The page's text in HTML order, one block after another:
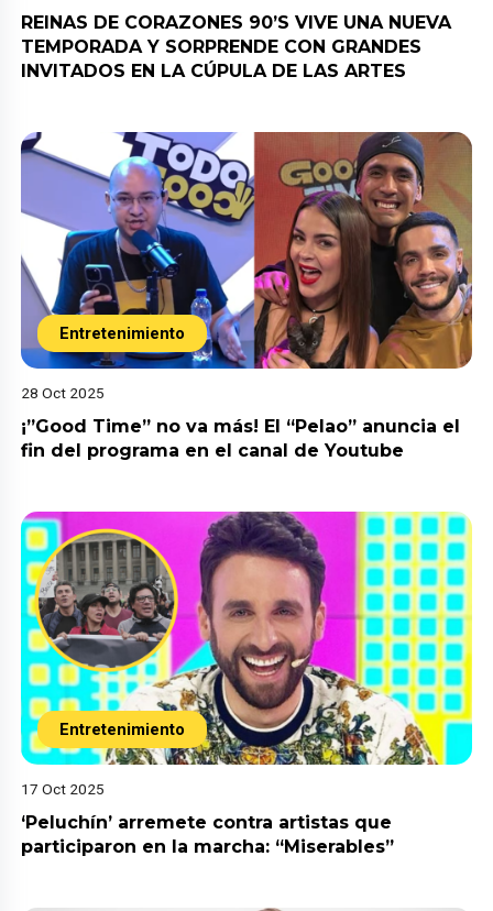
REINAS DE CORAZONES 90’S VIVE UNA NUEVA
TEMPORADA Y SORPRENDE CON GRANDES
INVITADOS EN LA CÚPULA DE LAS ARTES
Entretenimiento
28 Oct 2025
¡”Good Time” no va más! El “Pelao” anuncia el
fin del programa en el canal de Youtube
Entretenimiento
17 Oct 2025
‘Peluchín’ arremete contra artistas que
participaron en la marcha: “Miserables”